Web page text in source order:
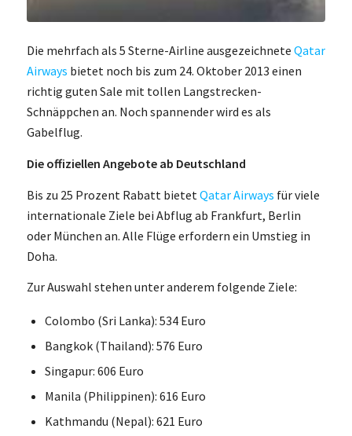
Die mehrfach als 5 Sterne-Airline ausgezeichnete Qatar
Airways bietet noch bis zum 24. Oktober 2013 einen
richtig guten Sale mit tollen Langstrecken-
Schnäppchen an. Noch spannender wird es als
Gabelflug.
Die offiziellen Angebote ab Deutschland
Bis zu 25 Prozent Rabatt bietet Qatar Airways für viele
internationale Ziele bei Abflug ab Frankfurt, Berlin
oder München an. Alle Flüge erfordern ein Umstieg in
Doha.
Zur Auswahl stehen unter anderem folgende Ziele:
Colombo (Sri Lanka): 534 Euro
Bangkok (Thailand): 576 Euro
Singapur: 606 Euro
Manila (Philippinen): 616 Euro
Kathmandu (Nepal): 621 Euro